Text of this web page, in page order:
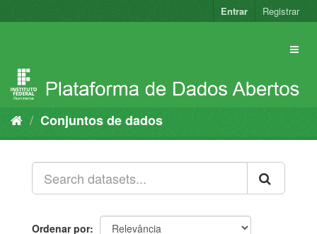
para
Entrar Registrar
Conjuntos de dados
Ordenar por